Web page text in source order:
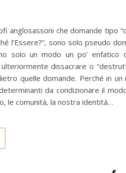
anglosassoni che domande tipo
l’Essere?”, sono solo pseudo
solo un modo un po’ enfatico
dissacrare o
quelle domande. Perché in un
da condizionare il
le comunità, la nostra identità…